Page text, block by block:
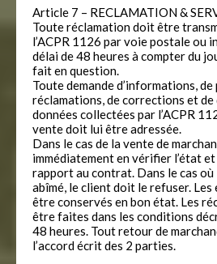
Article 7 – RECLAMATION &
Toute réclamation doit être
l’ACPR 1126 par voie postale ou
délai de 48 heures à compter du
fait en question.
Toute demande d’informations,
réclamations, de corrections et de
données collectées par l’ACPR
vente doit lui être adressée.
Dans le cas de la vente de
immédiatement en vérifier l’état
rapport au contrat. Dans le cas où
abîmé, le client doit le refuser.
être conservés en bon état. Les
être faites dans les conditions
48 heures. Tout retour de
l’accord écrit des 2 parties.